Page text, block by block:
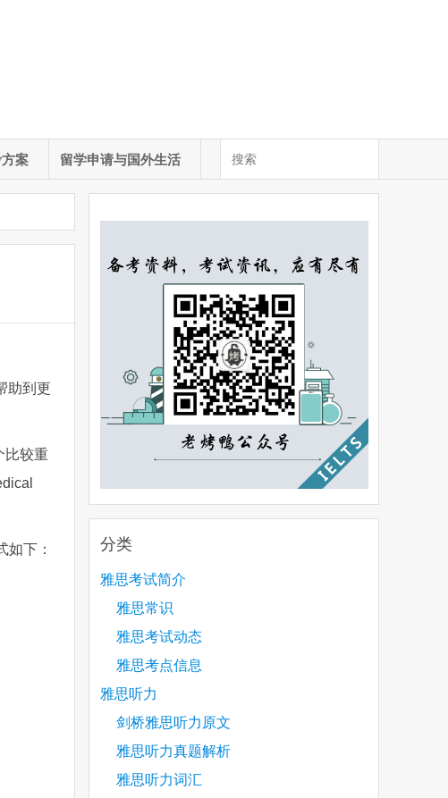
案 留学申请与国外生活
助到更
比较重
下： 分类
雅思考试简介
雅思常识
雅思考试动态
雅思考点信息
雅思听力
剑桥雅思听力原文
雅思听力真题解析
雅思听力词汇